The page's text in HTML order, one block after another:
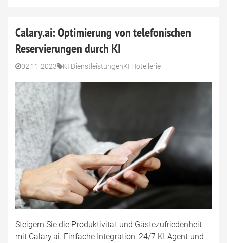
Calary.ai: Optimierung von telefonischen
Reservierungen durch KI
02.11.2023 KI DienstleistungenKI Hotellerie
Steigern Sie die Produktivität und Gästezufriedenheit
mit Calary.ai. Einfache Integration, 24/7 KI-Agent und